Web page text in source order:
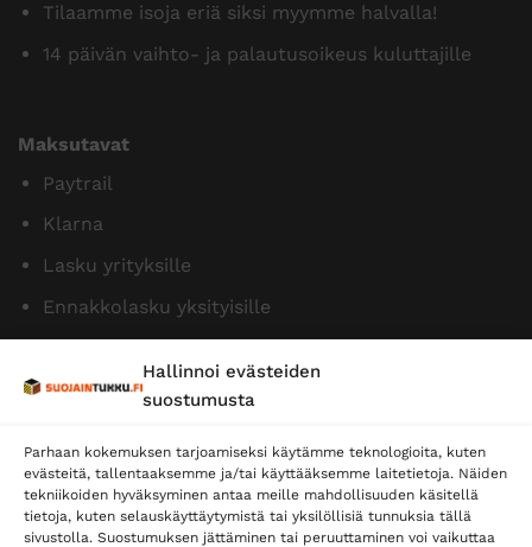
Hallinnoi evästeiden
suostumusta
Parhaan kokemuksen tarjoamiseksi käytämme teknologioita, kuten
evästeitä, tallentaaksemme ja/tai käyttääksemme laitetietoja. Näiden
tekniikoiden hyväksyminen antaa meille mahdollisuuden käsitellä
tietoja, kuten selauskäyttäytymistä tai yksilöllisiä tunnuksia tällä
sivustolla. Suostumuksen jättäminen tai peruuttaminen voi vaikuttaa
Tilaamme isoja eriä siksi myymme halvalla!
14 päivän vaihto- ja palautusoikeus kuluttajille
Maksutavat
Paytrail
Klarna
Lasku yrityksille
Ennakkolasku yksityisille
Toimitustavat